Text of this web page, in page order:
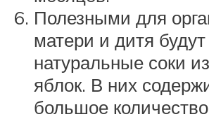
Полезными для
матери и дитя будут
натуральные соки
яблок. В них
большое